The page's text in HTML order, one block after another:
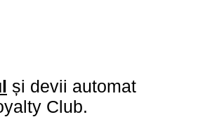
și devii automat
Club.